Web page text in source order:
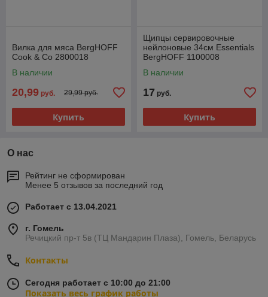
Вилка для мяса BergHOFF
Cook & Co 2800018
В наличии
20,99 руб. 29,99 руб.
Купить
Щипцы сервировочные
нейлоновые 34см Essentials
BergHOFF 1100008
В наличии
17 руб.
Купить
О нас
Рейтинг не сформирован
Менее 5 отзывов за последний год
Работает с 13.04.2021
г. Гомель
Речицкий пр-т 5в (ТЦ Мандарин Плаза), Гомель, Беларусь
Контакты
Сегодня работает с 10:00 до 21:00
Показать весь график работы